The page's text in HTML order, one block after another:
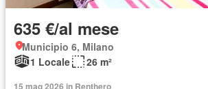
635 €/al mese
Municipio 6, Milano
1 Locale
26 m²
15 mag 2026 in Renthero